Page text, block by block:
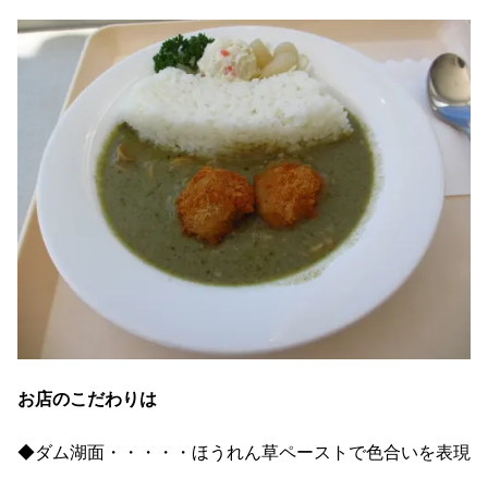
お店のこだわりは
◆ダム湖面・・・・・ほうれん草ペーストで色合いを表現